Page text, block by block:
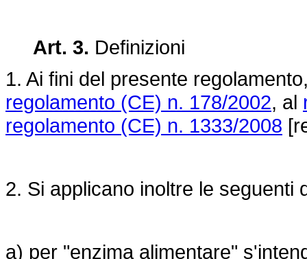
Art. 3. Definizioni
1. Ai fini del presente
regolamento (CE) n. 178/2002, al
regolamento (CE) n. 1333/2008
2. Si applicano inoltre le seguenti
a) per "enzima alimentare"